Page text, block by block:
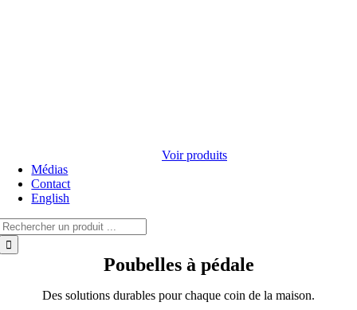
Voir produits
Médias
Contact
English
Poubelles à pédale
Des solutions durables pour chaque coin de la maison.